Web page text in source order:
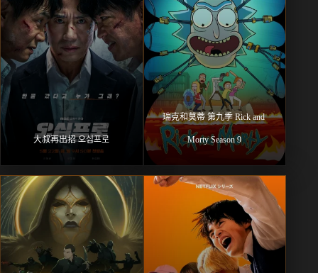
大叔再出招 오십프로
瑞克和莫蒂 第九季 Rick and
Morty Season 9